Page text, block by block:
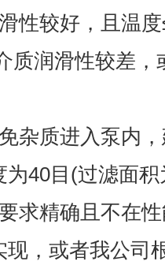
性较好，且温度
质润滑性较差，
杂质进入泵内
为40目 (过滤面
求精确且不在
现，或者我公司